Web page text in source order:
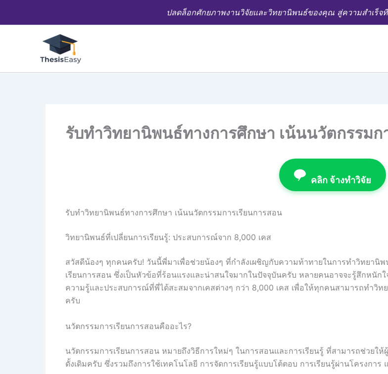
ปลดล็อกศักยภาพงานวิจัยและวิทยานิพนธ์ของคุณ สู่ความสำเร็จ
รับทำวิทยานิพนธ์ทางการศึกษา เน้นนวัตกรรมก
คลิก จ้างทำวิจัย
รับทำวิทยานิพนธ์ทางการศึกษา เน้นนวัตกรรมการเรียนการสอน
วิทยานิพนธ์ที่เปลี่ยนการเรียนรู้: ประสบการณ์จาก 8,000 เคส
สวัสดีน้องๆ ทุกคนครับ! วันนี้พี่มาเพื่อช่วยน้องๆ ที่กำลังเผชิญกับความท้าทายในการทำวิทยานิพ
เรียนการสอน ซึ่งเป็นหัวข้อที่ร้อนแรงและน่าสนใจมากในปัจจุบันครับ หลายคนอาจจะรู้สึกหนัก
ความรู้และประสบการณ์ที่พี่ได้สะสมจากเคสต่างๆ กว่า 8,000 เคส เพื่อให้ทุกคนสามารถทำวิ
ครับ
นวัตกรรมการเรียนการสอนคืออะไร?
นวัตกรรมการเรียนการสอน หมายถึงวิธีการใหม่ๆ ในการสอนและการเรียนรู้ ที่สามารถช่วยใ
ดั้งเดิมครับ ซึ่งรวมถึงการใช้เทคโนโลยี การจัดการเรียนรู้แบบโต้ตอบ การเรียนรู้ผ่านโครงกา